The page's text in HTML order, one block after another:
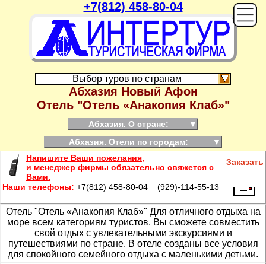
+7(812) 458-80-04
Выбор туров по странам
Абхазия Новый Афон
Отель "Отель «Анакопия Клаб»"
Абхазия. О стране:
▼
Абхазия. Отели по городам:
▼
Напишите Ваши пожелания,
и менеджер фирмы обязательно свяжется с
Вами.
Наши телефоны: +7(812) 458-80-04 (929)-114-55-13
Заказать
Отель "Отель «Анакопия Клаб»" Для отличного отдыха на
море всем категориям туристов. Вы сможете совместить
свой отдых с увлекательными экскурсиями и
путешествиями по стране. В отеле созданы все условия
для спокойного семейного отдыха с маленькими детьми.